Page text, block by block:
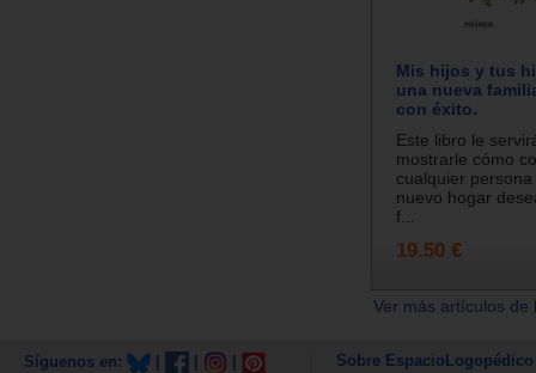
Mis hijos y tus
una nueva
con éxito.
Este libro le
mostrarle cómo
cualquier
nuevo hogar
f...
19.50 €
Ver más artículos
Síguenos en: Sobre EspacioLogopédico